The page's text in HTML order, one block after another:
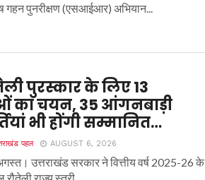
गहन पुनरीक्षण (एसआईआर) अभियान...
पुरस्कार के लिए 13
का चयन, 35 आंगनबाड़ी
भी होंगी सम्मानित…
पहल AUGUST 6, 2026
उत्तराखंड सरकार ने वित्तीय वर्ष 2025-26 के